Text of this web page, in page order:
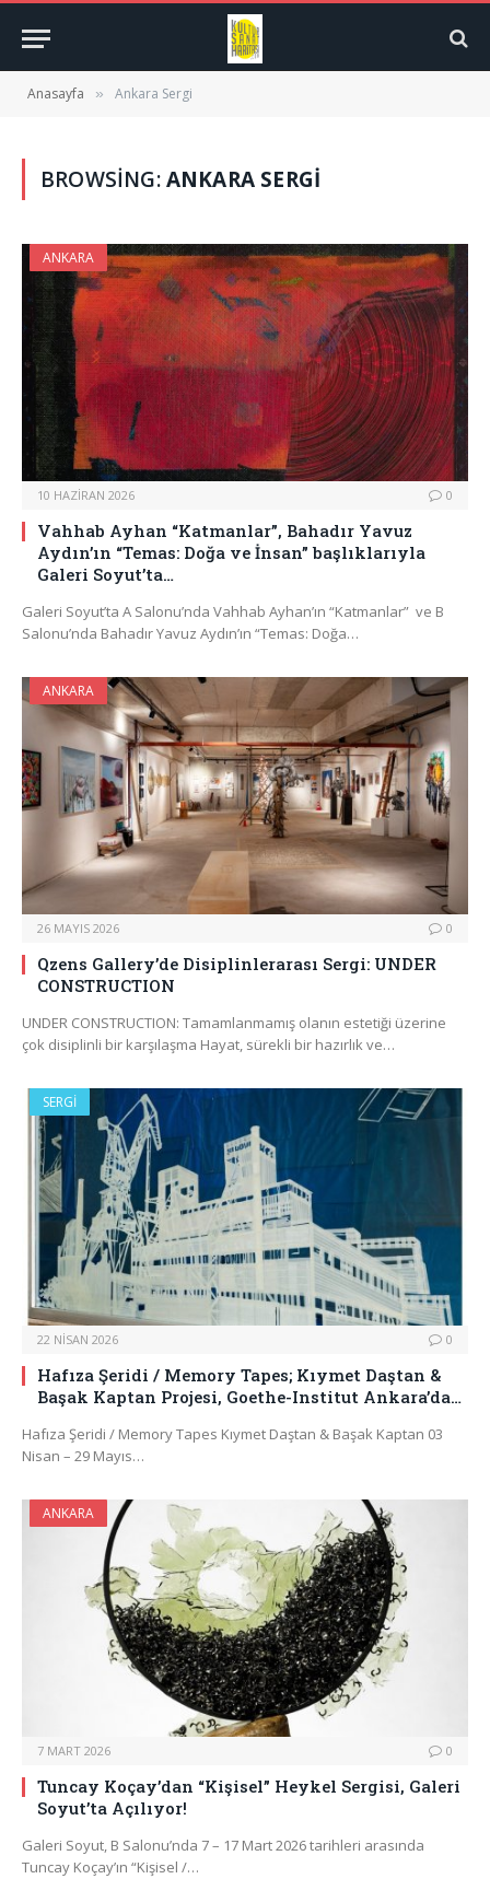
Anasayfa » Ankara Sergi
BROWSING:ANKARA SERGI
ANKARA
10 HAZIRAN 2026 0
Vahhab Ayhan “Katmanlar”, Bahadır Yavuz
Aydın’ın “Temas: Doğa ve İnsan” başlıklarıyla
Galeri Soyut’ta…
Galeri Soyut’ta A Salonu’nda Vahhab Ayhan’ın “Katmanlar” ve B
Salonu’nda Bahadır Yavuz Aydın’ın “Temas: Doğa…
ANKARA
26 MAYIS 2026 0
Qzens Gallery’de Disiplinlerarası Sergi: UNDER
CONSTRUCTION
UNDER CONSTRUCTION: Tamamlanmamış olanın estetiği üzerine
çok disiplinli bir karşılaşma Hayat, sürekli bir hazırlık ve…
SERGI
22 NISAN 2026 0
Hafıza Şeridi / Memory Tapes; Kıymet Daştan &
Başak Kaptan Projesi, Goethe-Institut Ankara’da…
Hafıza Şeridi / Memory Tapes Kıymet Daştan & Başak Kaptan 03
Nisan – 29 Mayıs…
ANKARA
7 MART 2026 0
Tuncay Koçay’dan “Kişisel” Heykel Sergisi, Galeri
Soyut’ta Açılıyor!
Galeri Soyut, B Salonu’nda 7 – 17 Mart 2026 tarihleri arasında
Tuncay Koçay’ın “Kişisel /…